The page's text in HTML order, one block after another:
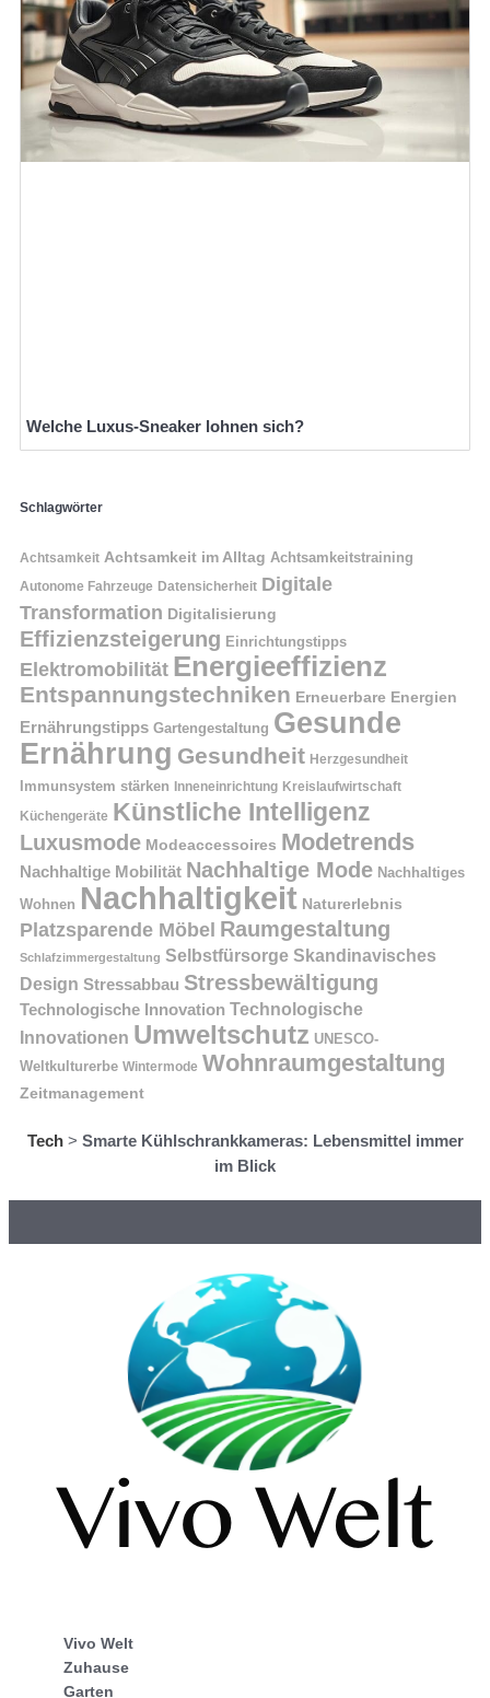
Welche Luxus-Sneaker lohnen sich?
Schlagwörter
Achtsamkeit Achtsamkeit im Alltag Achtsamkeitstraining
Autonome Fahrzeuge Datensicherheit Digitale
Transformation Digitalisierung
Effizienzsteigerung Einrichtungstipps
Elektromobilität Energieeffizienz
Entspannungstechniken Erneuerbare Energien
Ernährungstipps Gartengestaltung Gesunde
Ernährung Gesundheit Herzgesundheit
Immunsystem stärken Inneneinrichtung Kreislaufwirtschaft
Küchengeräte Künstliche Intelligenz
Luxusmode Modeaccessoires Modetrends
Nachhaltige Mobilität Nachhaltige Mode Nachhaltiges
Wohnen Nachhaltigkeit Naturerlebnis
Platzsparende Möbel Raumgestaltung
Schlafzimmergestaltung Selbstfürsorge Skandinavisches
Design Stressabbau Stressbewältigung
Technologische Innovation Technologische
Innovationen Umweltschutz UNESCO-
Weltkulturerbe Wintermode Wohnraumgestaltung
Zeitmanagement
Tech> Smarte Kühlschrankkameras: Lebensmittel immer
im Blick
Vivo Welt
Zuhause
Garten